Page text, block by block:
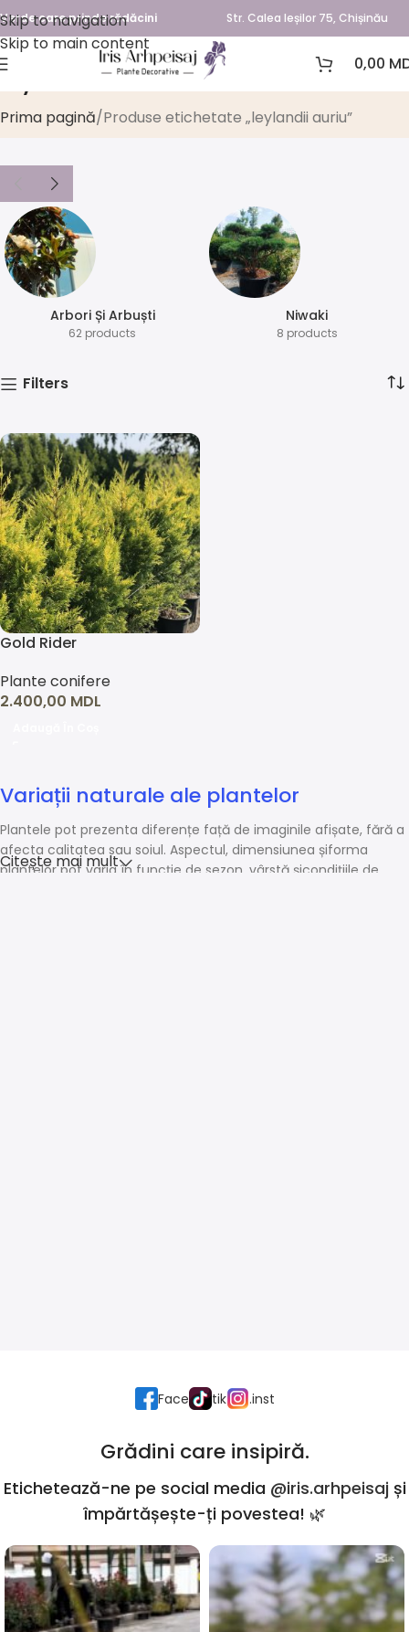
Skip to navigation
Skip to main content
Verde care prinde rădăcini Str. Calea Ieșilor 75, Chișinău
0,00
leylandii auriu
Prima pagină Produse etichetate „leylandii auriu”
Arbori Și Arbuști
62 products
⁠Niwaki
8 products
Filters
Gold Rider
Plante conifere
2.400,00 MDL
Variații naturale ale plantelor
Plantele pot prezenta diferențe față de imaginile afișate, fără a
afecta calitatea sau soiul. Aspectul, dimensiunea șiforma
plantelor pot varia în funcție de sezon, vârstă șicondițiile de
Citește mai mult
Face tik .inst
Grădini care insipiră.
Etichetează-ne pe social media @iris.arhpeisaj și
împărtășește-ți povestea! 🌿